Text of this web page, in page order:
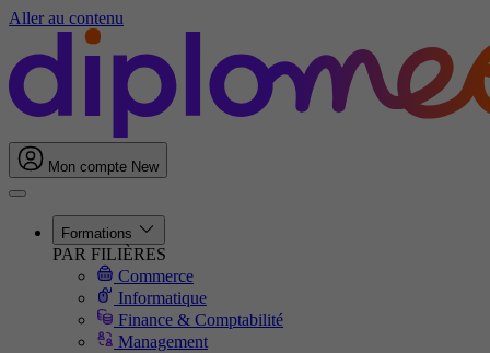
Aller au contenu
Mon compte New
Formations
PAR FILIÈRES
Commerce
Informatique
Finance & Comptabilité
Management